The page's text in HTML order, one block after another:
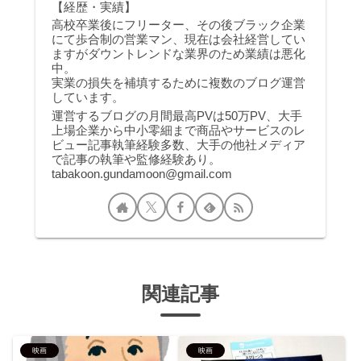
【経歴・実績】
高校卒業後にフリーター、その後ブラック企業
にて歩合制の営業マン、現在は会社経営してい
ますがダウントレンドな業界のため業績は悪化
中。
実業の損失を補填するために複数のブログ運営
しています。
運営するブログの月間最高PVは50万PV、大手
上場企業から中小零細まで商品やサービスのレ
ビュー記事執筆経験多数、大手の他社メディア
で記事の執筆や監修経験あり。
tabakoon.gundamoon@gmail.com
関連記事
映画 映画